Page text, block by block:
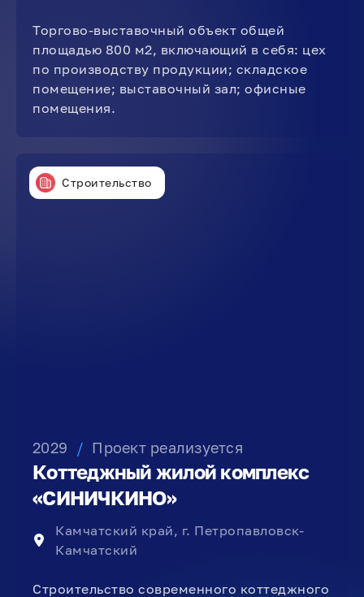
Торгово-выставочный объект общей
площадью 800 м2, включающий в себя: цех
по производству продукции; складское
помещение; выставочный зал; офисные
помещения.
Строительство
2029 / Проект реализуется
Коттеджный жилой комплекс
«СИНИЧКИНО»
Камчатский край, г. Петропавловск-
Камчатский
Строительство современного коттеджного